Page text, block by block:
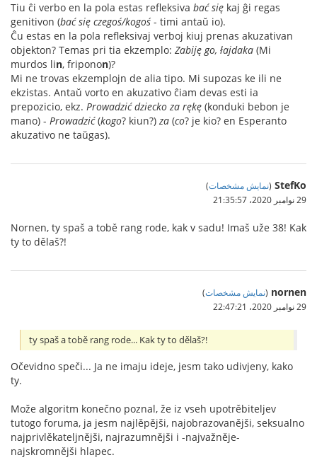
Tiu ĉi verbo en la pola estas refleksiva bać się kaj ĝi regas
genitivon (bać się czegoś/kogoś - timi antaŭ io).
Ĉu estas en la pola refleksivaj verboj kiuj prenas akuzativan
objekton? Temas pri tia ekzemplo: Zabiję go, łajdaka (Mi
murdos lin, friponon)?
Mi ne trovas ekzemplojn de alia tipo. Mi supozas ke ili ne
ekzistas. Antaŭ vorto en akuzativo ĉiam devas esti ia
prepozicio, ekz. Prowadzić dziecko za rękę (konduki bebon je
mano) - Prowadzić(kogo? kiun?) za (co? je kio? en Esperanto
akuzativo ne taŭgas).
StefKo
(نمایش مشخصات)
29 نوامبر 2020،‏ 21:35:57
Nornen, ty spaš a tobě rang rode, kak v sadu! Imaš uže 38! Kak
ty to dělaš?!
nornen
(نمایش مشخصات)
29 نوامبر 2020،‏ 22:47:21
ty spaš a tobě rang rode... Kak ty to dělaš?!
Očevidno speči... Ja ne imaju ideje, jesm tako udivjeny, kako
ty.
Može algoritm konečno poznal, že iz vseh upotrěbiteljev
tutogo foruma, ja jesm najlěpějši, najobrazovanějši, seksualno
najprivlěkateljnějši, najrazumnějši i -najvažněje-
najskromnějši hlapec.